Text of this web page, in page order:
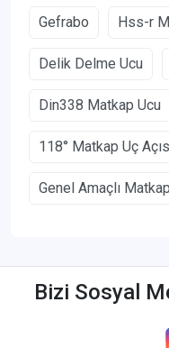
Gefrabo Hss-r
Delik Delme Ucu
Din338 Matkap Ucu
118° Matkap Uç
Genel Amaçlı
Bizi Sosyal